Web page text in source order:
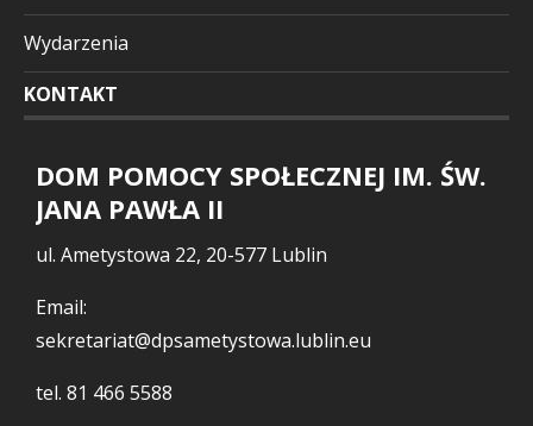
Wydarzenia
KONTAKT
DOM POMOCY SPOŁECZNEJ IM. ŚW.
JANA PAWŁA II
ul. Ametystowa 22, 20-577 Lublin
Email:
sekretariat@dpsametystowa.lublin.eu
tel. 81 466 5588